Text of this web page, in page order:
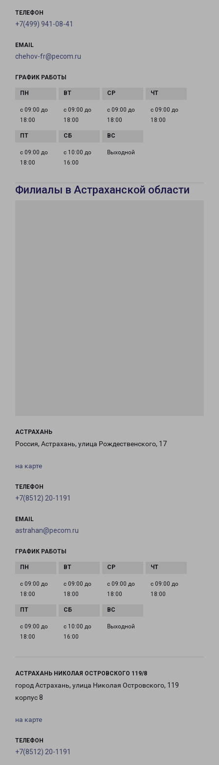
ТЕЛЕФОН
+7(499) 941-08-41
EMAIL
chehov-fr@pecom.ru
ГРАФИК РАБОТЫ
с 09:00 до
18:00
с 09:00 до
18:00
с 09:00 до
18:00
с 09:00 до
18:00
с 09:00 до
18:00
с 10:00 до
16:00
Выходной
Филиалы в Астраханской области
АСТРАХАНЬ
Россия, Астрахань, улица Рождественского, 17
на карте
ТЕЛЕФОН
+7(8512) 20-1191
EMAIL
astrahan@pecom.ru
ГРАФИК РАБОТЫ
с 09:00 до
18:00
с 09:00 до
18:00
с 09:00 до
18:00
с 09:00 до
18:00
с 09:00 до
18:00
с 10:00 до
16:00
Выходной
АСТРАХАНЬ НИКОЛАЯ ОСТРОВСКОГО 119/8
город Астрахань, улица Николая Островского, 119
корпус 8
на карте
ТЕЛЕФОН
+7(8512) 20-1191